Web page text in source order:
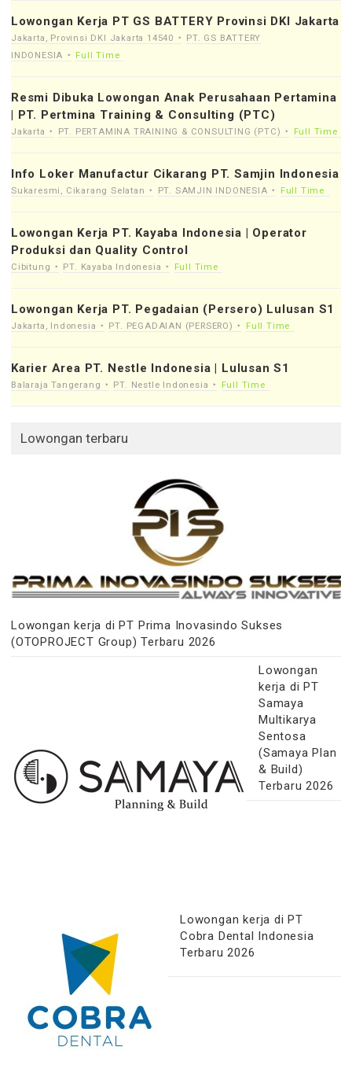
Lowongan Kerja PT GS BATTERY Provinsi DKI Jakarta
Jakarta, Provinsi DKI Jakarta 14540
PT. GS BATTERY
INDONESIA
Full Time
Resmi Dibuka Lowongan Anak Perusahaan Pertamina
| PT. Pertmina Training & Consulting (PTC)
Jakarta PT. PERTAMINA TRAINING & CONSULTING (PTC) Full Time
Info Loker Manufactur Cikarang PT. Samjin Indonesia
Sukaresmi, Cikarang Selatan PT. SAMJIN INDONESIA Full Time
Lowongan Kerja PT. Kayaba Indonesia | Operator
Produksi dan Quality Control
Cibitung PT. Kayaba Indonesia Full Time
Lowongan Kerja PT. Pegadaian (Persero) Lulusan S1
Jakarta, Indonesia PT. PEGADAIAN (PERSERO) Full Time
Karier Area PT. Nestle Indonesia | Lulusan S1
Balaraja Tangerang PT. Nestle Indonesia Full Time
Lowongan terbaru
Lowongan kerja di PT Prima Inovasindo Sukses
(OTOPROJECT Group) Terbaru 2026
Lowongan
kerja di PT
Samaya
Multikarya
Sentosa
(Samaya Plan
& Build)
Terbaru 2026
Lowongan kerja di PT
Cobra Dental Indonesia
Terbaru 2026